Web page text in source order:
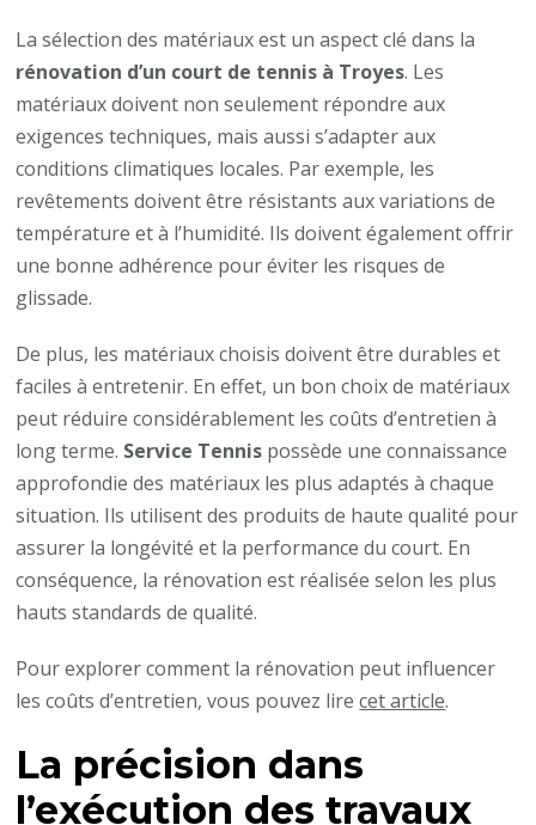
La sélection des matériaux est un aspect clé dans la
rénovation d’un court de tennis à Troyes. Les
matériaux doivent non seulement répondre aux
exigences techniques, mais aussi s’adapter aux
conditions climatiques locales. Par exemple, les
revêtements doivent être résistants aux variations de
température et à l’humidité. Ils doivent également offrir
une bonne adhérence pour éviter les risques de
glissade.
De plus, les matériaux choisis doivent être durables et
faciles à entretenir. En effet, un bon choix de matériaux
peut réduire considérablement les coûts d’entretien à
long terme. Service Tennis possède une connaissance
approfondie des matériaux les plus adaptés à chaque
situation. Ils utilisent des produits de haute qualité pour
assurer la longévité et la performance du court. En
conséquence, la rénovation est réalisée selon les plus
hauts standards de qualité.
Pour explorer comment la rénovation peut influencer
les coûts d’entretien, vous pouvez lirecet article.
La précision dans
l’exécution des travaux